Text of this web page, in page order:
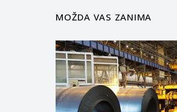
MOŽDA VAS ZANIMA